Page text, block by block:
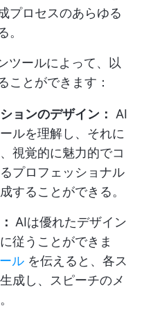
プロセスのあらゆる
。
ツールによって、以
ことができます：
ョンのデザイン：
AI
ルを理解し、それに
視覚的に魅力的でコ
プロフェッショナル
することができる。
AIは優れたデザイン
従うことができま
ル を伝えると、各ス
成し、スピーチのメ